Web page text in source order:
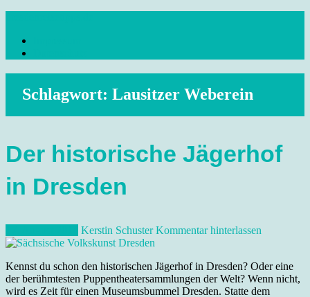
content
Reisetipps Dresden, Sehenswürdigkeiten, Ausflugsziele Sachsen,
Schlagwort: Lausitzer Weberein
Der historische Jägerhof
in Dresden
Kerstin Schuster Kommentar hinterlassen
Kennst du schon den historischen Jägerhof in Dresden? Oder eine
der berühmtesten Puppentheatersammlungen der Welt? Wenn nicht,
wird es Zeit für einen Museumsbummel Dresden. Statte dem